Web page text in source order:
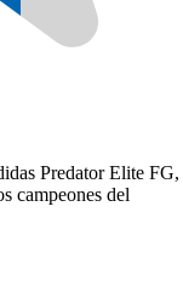
Predator Elite FG,
campeones del